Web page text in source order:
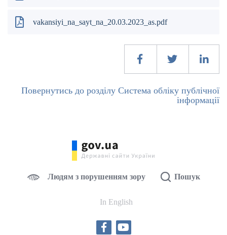
vakansiyi_na_sayt_na_20.03.2023_as.pdf
Повернутись до розділу Система обліку публічної
інформації
Людям з порушенням зору Пошук
In English